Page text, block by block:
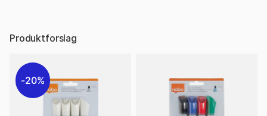
Produktforslag
20%